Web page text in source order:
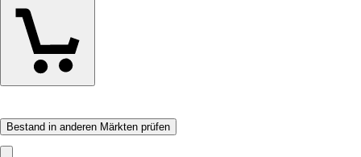
Bestand in anderen Märkten prüfen